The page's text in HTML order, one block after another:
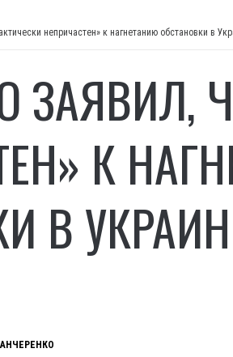
непричастен» к нагнетанию обстановки в
ЗАЯВИЛ,
К
В